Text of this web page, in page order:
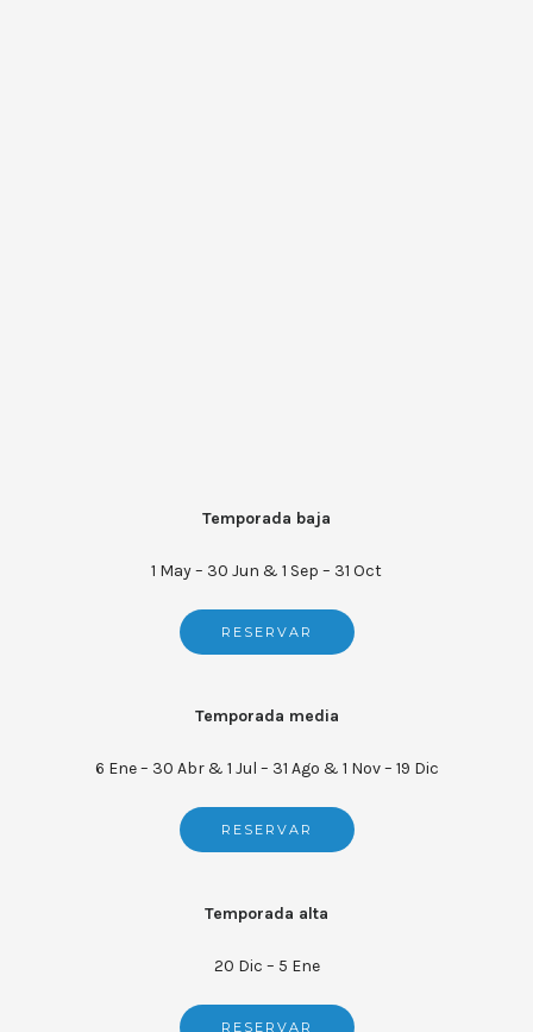
Temporada baja
1 May – 30 Jun & 1 Sep – 31 Oct
RESERVAR
Temporada media
6 Ene – 30 Abr & 1 Jul – 31 Ago & 1 Nov – 19 Dic
RESERVAR
Temporada alta
20 Dic – 5 Ene
RESERVAR